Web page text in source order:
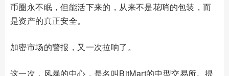
币圈永不眠，但能活下来的，从来不是花哨的包装，而
是资产的真正安全。
加密市场的警报，又一次拉响了。
这一次，风暴的中心，是名叫BitMart的中型交易所。提